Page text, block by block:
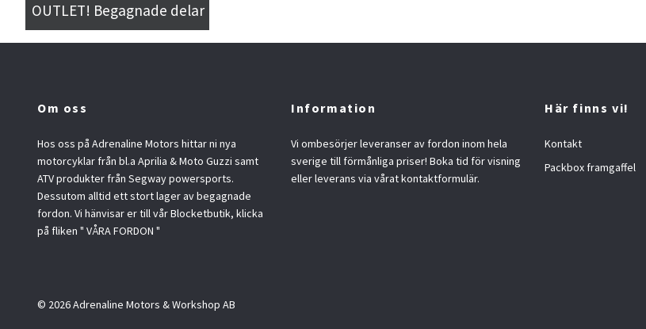
OUTLET! Begagnade delar
Om oss
Hos oss på Adrenaline Motors hittar ni nya
motorcyklar från bl.a Aprilia & Moto Guzzi samt
ATV produkter från Segway powersports.
Dessutom alltid ett stort lager av begagnade
fordon. Vi hänvisar er till vår Blocketbutik, klicka
på fliken " VÅRA FORDON "
Information
Vi ombesörjer leveranser av fordon inom hela
sverige till förmånliga priser! Boka tid för visning
eller leverans via vårat kontaktformulär.
Här finns vi!
Kontakt
Packbox framgaffel
© 2026 Adrenaline Motors & Workshop AB